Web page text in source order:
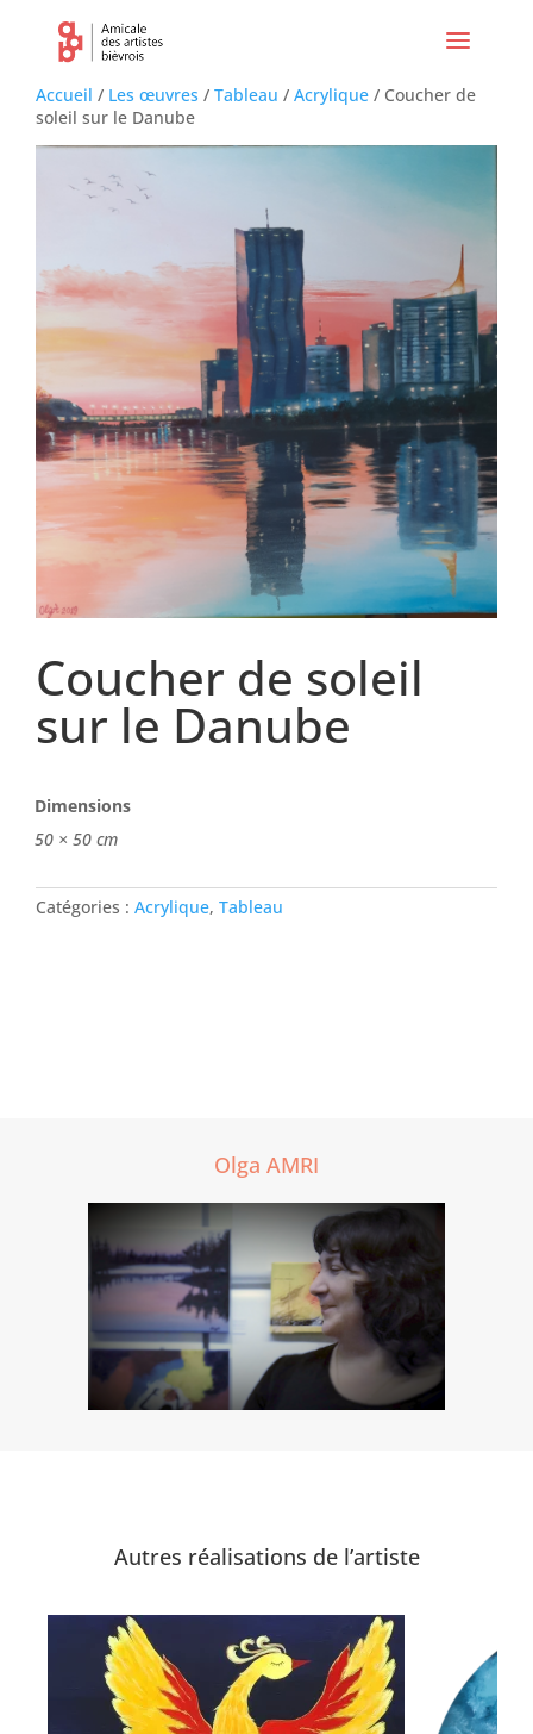
Accueil / Les œuvres / Tableau / Acrylique / Coucher de
soleil sur le Danube
Coucher de soleil
sur le Danube
Dimensions
50 × 50 cm
Catégories : Acrylique, Tableau
Olga AMRI
Autres réalisations de l’artiste